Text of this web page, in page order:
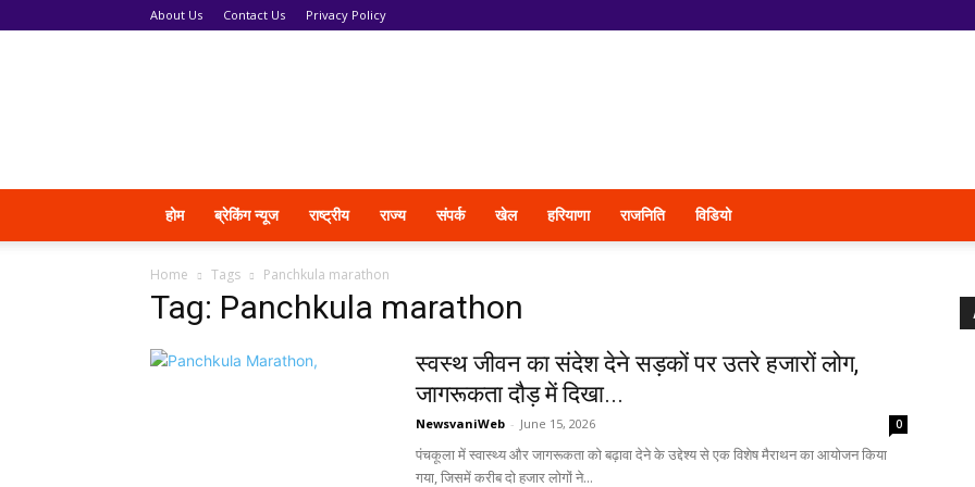
About Us Contact Us Privacy Policy
होम ब्रेकिंग न्यूज राष्ट्रीय राज्य संपर्क खेल हरियाणा राजनिति विडियो
Home Tags Panchkula marathon
Tag: Panchkula marathon
स्वस्थ जीवन का संदेश देने सड़कों पर उतरे हजारों लोग,
जागरूकता दौड़ में दिखा...
NewsvaniWeb - June 15, 2026 0
पंचकूला में स्वास्थ्य और जागरूकता को बढ़ावा देने के उद्देश्य से एक विशेष मैराथन का आयोजन किया
गया, जिसमें करीब दो हजार लोगों ने...